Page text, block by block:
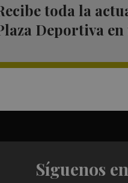
toda la
Deportiva
Síguenos